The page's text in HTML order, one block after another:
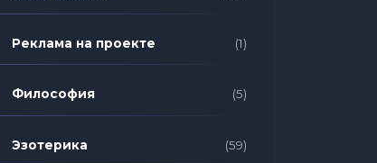
Реклама на проекте (1)
Философия (5)
Эзотерика (59)